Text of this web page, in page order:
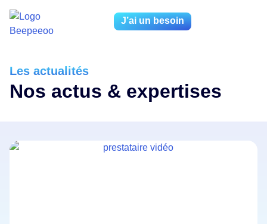
J’ai un besoin
Les actualités
Nos actus & expertises